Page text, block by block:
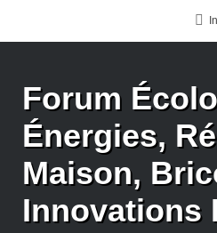
Forum
Énergies,
Maison,
Innovations